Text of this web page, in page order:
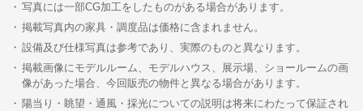
写真には一部CG加工をしたものがある場合があります。
掲載写真内の家具・調度品は価格に含まれません。
設備及び仕様写真は参考であり、実際のものと異なります。
掲載画像にモデルルーム、モデルハウス、展示場、ショールームの画
像があった場合、今回販売の物件と異なる場合があります。
陽当り・眺望・通風・採光についての説明は将来にわたって保証され